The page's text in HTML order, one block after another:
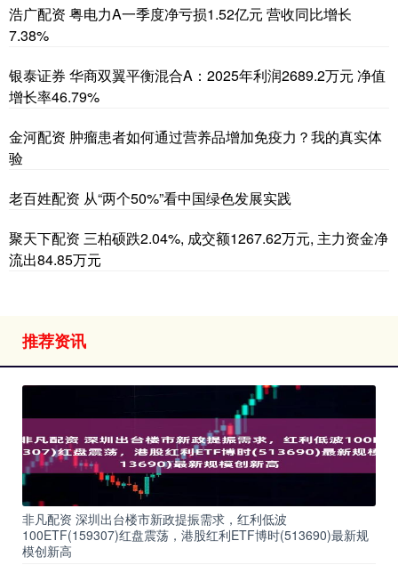
浩广配资 粤电力A一季度净亏损1.52亿元 营收同比增长
7.38%
银泰证券 华商双翼平衡混合A：2025年利润2689.2万元 净值
增长率46.79%
金河配资 肿瘤患者如何通过营养品增加免疫力？我的真实体
验
老百姓配资 从“两个50%”看中国绿色发展实践
聚天下配资 三柏硕跌2.04%, 成交额1267.62万元, 主力资金净
流出84.85万元
推荐资讯
非凡配资 深圳出台楼市新政提振需求，红利低波
100ETF(159307)红盘震荡，港股红利ETF博时(513690)最新规
模创新高